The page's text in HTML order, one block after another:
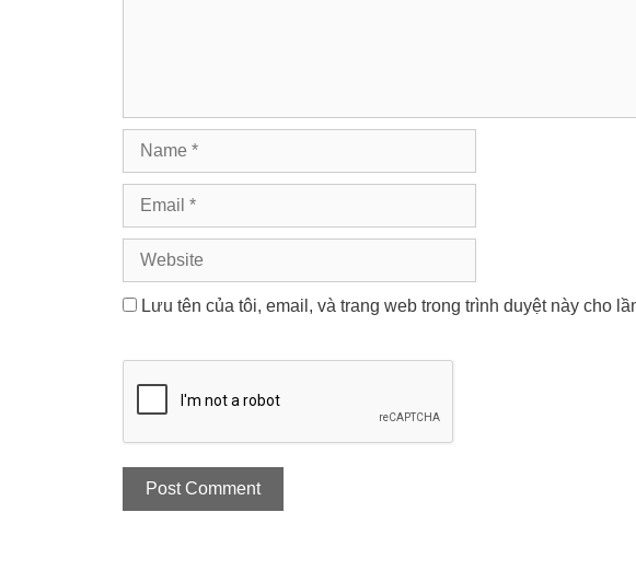
Name
Email
Website
Lưu tên của tôi, email, và trang web trong trình duyệt này cho